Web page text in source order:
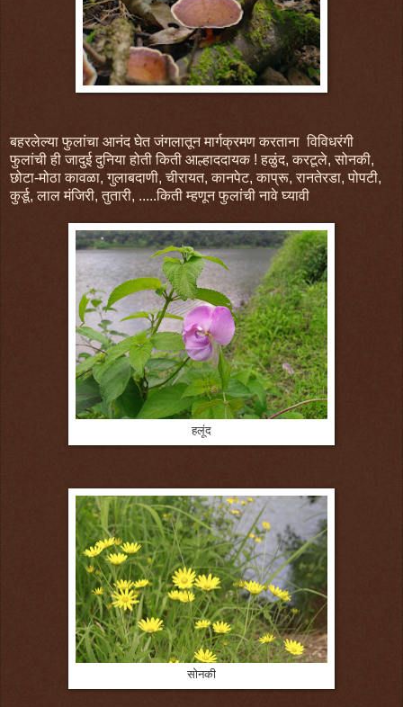
बहरलेल्या फुलांचा आनंद घेत जंगलातून मार्गक्रमण करताना विविधरंगी
फुलांची ही जादुई दुनिया होती किती आल्हाददायक ! हळुंद, करटूले, सोनकी,
छोटा-मोठा कावळा, गुलाबदाणी, चीरायत, कानपेट, काप्रू, रानतेरडा, पोपटी,
कुर्डू, लाल मंजिरी, तुतारी, .....किती म्हणून फुलांची नावे घ्यावी
हलूंद
सोनकी